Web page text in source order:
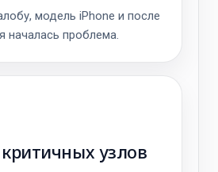
модель iPhone и после
началась проблема.
узлов